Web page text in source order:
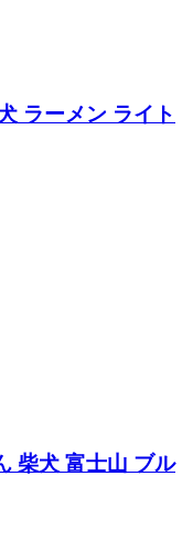
ラーメン ライト
柴犬 富士山 ブル